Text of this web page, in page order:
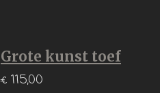
Grote kunst toef
€ 115,00